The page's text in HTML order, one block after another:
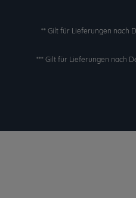
** Gilt für Lieferungen nach
*** Gilt für Lieferungen nach